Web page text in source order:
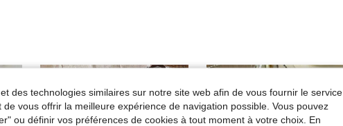
des technologies similaires sur notre site web afin de vous fournir le service
vous offrir la meilleure expérience de navigation possible. Vous pouvez
ou définir vos préférences de cookies à tout moment à votre choix. En